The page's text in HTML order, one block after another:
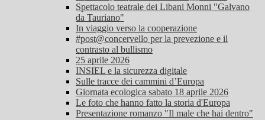
Spettacolo teatrale dei Libani Monni "Galvano
da Tauriano"
In viaggio verso la cooperazione
#post@concervello per la prevezione e il
contrasto al bullismo
25 aprile 2026
INSIEL e la sicurezza digitale
Sulle tracce dei cammini d’Europa
Giornata ecologica sabato 18 aprile 2026
Le foto che hanno fatto la storia d'Europa
Presentazione romanzo "Il male che hai dentro"